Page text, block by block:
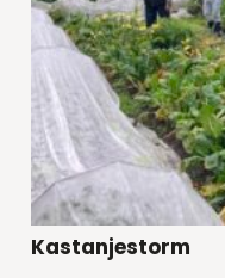
Kastanjestorm